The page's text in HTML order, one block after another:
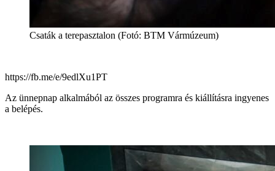
Csaták a terepasztalon (Fotó: BTM Vármúzeum)
https://fb.me/e/9edlXu1PT
Az ünnepnap alkalmából az összes programra és kiállításra ingyenes
a belépés.